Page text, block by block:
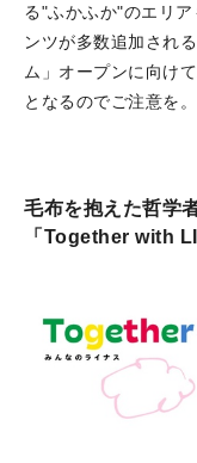
る"ふかふか"のエリ
ンツが多数追加され
ム」オープンに向け
となるのでご注意を。
毛布を抱えた哲学
「Together with